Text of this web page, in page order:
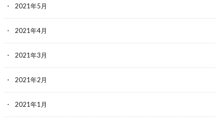
2021年5月
2021年4月
2021年3月
2021年2月
2021年1月